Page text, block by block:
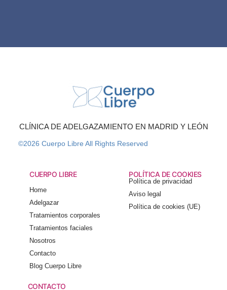
CLÍNICA DE ADELGAZAMIENTO EN MADRID Y LEÓN
©2026 Cuerpo Libre All Rights Reserved
CUERPO LIBRE
Home
Adelgazar
Tratamientos corporales
Tratamientos faciales
Nosotros
Contacto
Blog Cuerpo Libre
POLÍTICA DE COOKIES
Política de privacidad
Aviso legal
Política de cookies (UE)
CONTACTO